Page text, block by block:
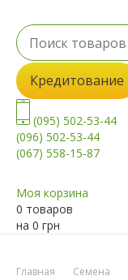
Кредитование
(095) 502-53-44
(096) 502-53-44
(067) 558-15-87
Моя корзина
0 товаров
на 0 грн
Главная Семена